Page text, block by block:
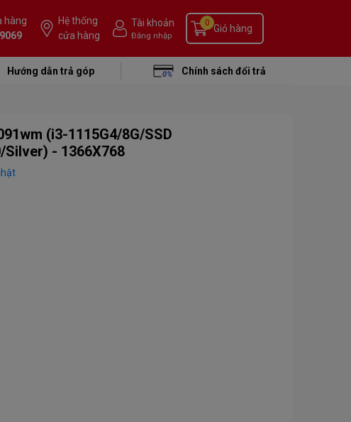
hàng
Hệ thống
cửa hàng
Tài khoản
Đăng nhập
Giỏ hàng
0
Hướng dẫn trả góp Chính sách đổi trả
(i3-1115G4/8G/SSD
Silver) - 1366X768